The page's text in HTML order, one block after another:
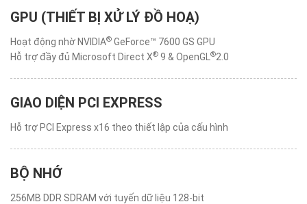
GPU (THIẾT BỊ XỬ LÝ ĐỒ HOẠ)
Hoạt động nhờ NVIDIA® GeForce™ 7600 GS GPU
Hỗ trợ đầy đủ Microsoft Direct X® 9 & OpenGL ®2.0
GIAO DIỆN PCI EXPRESS
Hỗ trợ PCI Express x16 theo thiết lập của cấu hình
BỘ NHỚ
256MB DDR SDRAM với tuyến dữ liệu 128-bit